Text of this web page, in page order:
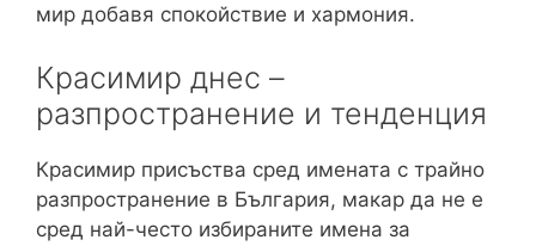
мир добавя спокойствие и хармония.
Красимир днес –
разпространение и тенденция
Красимир присъства сред имената с трайно
разпространение в България, макар да не е
сред най-често избираните имена за